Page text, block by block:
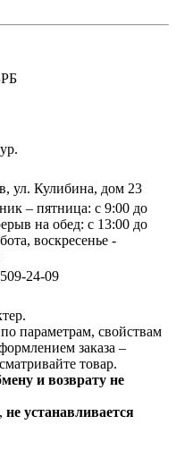
ул. Кулибина, дом 23
– пятница: с 9:00 до
на обед: с 13:00 до
воскресенье -
24-09
параметрам, свойствам
заказа –
товар.
и возврату не
не устанавливается